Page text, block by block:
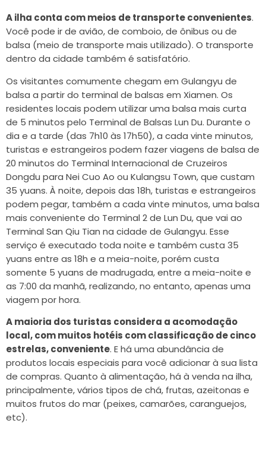
A ilha conta com meios de transporte convenientes.
Você pode ir de avião, de comboio, de ônibus ou de
balsa (meio de transporte mais utilizado). O transporte
dentro da cidade também é satisfatório.
Os visitantes comumente chegam em Gulangyu de
balsa a partir do terminal de balsas em Xiamen. Os
residentes locais podem utilizar uma balsa mais curta
de 5 minutos pelo Terminal de Balsas Lun Du. Durante o
dia e a tarde (das 7h10 às 17h50), a cada vinte minutos,
turistas e estrangeiros podem fazer viagens de balsa de
20 minutos do Terminal Internacional de Cruzeiros
Dongdu para Nei Cuo Ao ou Kulangsu Town, que custam
35 yuans. À noite, depois das 18h, turistas e estrangeiros
podem pegar, também a cada vinte minutos, uma balsa
mais conveniente do Terminal 2 de Lun Du, que vai ao
Terminal San Qiu Tian na cidade de Gulangyu. Esse
serviço é executado toda noite e também custa 35
yuans entre as 18h e a meia-noite, porém custa
somente 5 yuans de madrugada, entre a meia-noite e
as 7:00 da manhã, realizando, no entanto, apenas uma
viagem por hora.
A maioria dos turistas considera a acomodação
local, com muitos hotéis com classificação de cinco
estrelas, conveniente. E há uma abundância de
produtos locais especiais para você adicionar à sua lista
de compras. Quanto à alimentação, há à venda na ilha,
principalmente, vários tipos de chá, frutas, azeitonas e
muitos frutos do mar (peixes, camarões, caranguejos,
etc).